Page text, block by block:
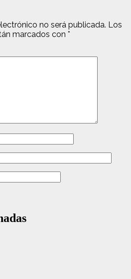
no será publicada. Los
marcados con *